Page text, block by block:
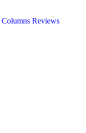
Columns Reviews